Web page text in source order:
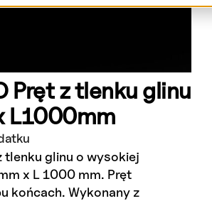
Pręt z tlenku glinu
L1000mm
tlenku glinu o wysokiej
x L 1000 mm. Pręt
końcach. Wykonany z